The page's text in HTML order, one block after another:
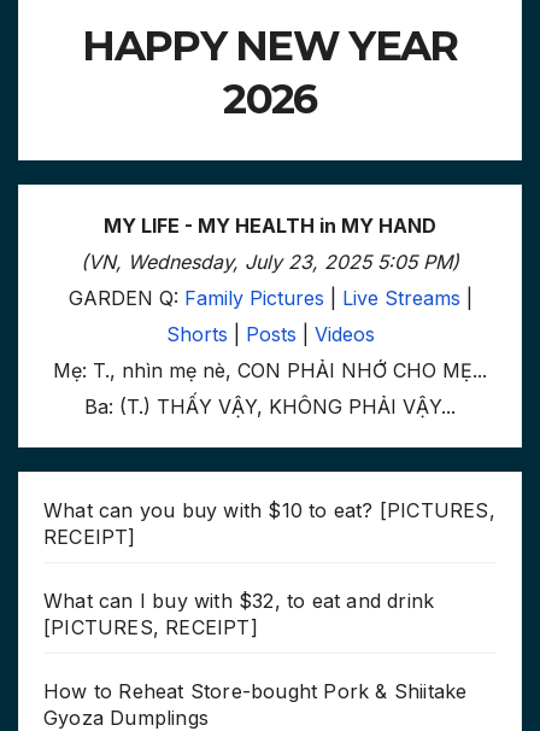
HAPPY NEW YEAR
2026
MY LIFE - MY HEALTH in MY HAND
(VN, Wednesday, July 23, 2025 5:05 PM)
GARDEN Q: Family Pictures Live Streams
Shorts
Posts
Videos
Mẹ: T., nhìn mẹ nè, CON PHẢI NHỚ CHO MẸ...
Ba: (T.) THẤY VẬY, KHÔNG PHẢI VẬY...
What can you buy with $10 to eat? [PICTURES,
RECEIPT]
What can I buy with $32, to eat and drink
[PICTURES, RECEIPT]
How to Reheat Store-bought Pork & Shiitake
Gyoza Dumplings